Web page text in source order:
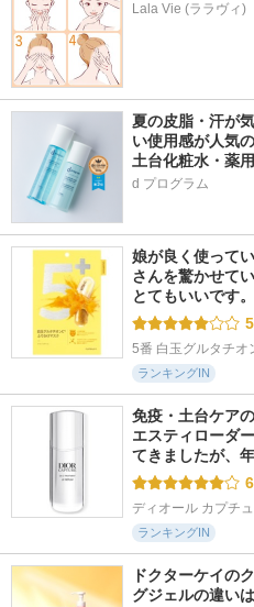
Lala Vie (ララヴィ)
夏の皮脂・汗が
い使用感が人気
土台化粧水・薬
d プログラム
娘が良く使って
さんを驚かせて
とてもいいです
5
5番 白玉グルタチオ
ランキングIN
免疫・土台ケア
エスティローダ
てきましたが、
6
ディオール カプチ
ランキングIN
ドクターケイの
グジェルの違い